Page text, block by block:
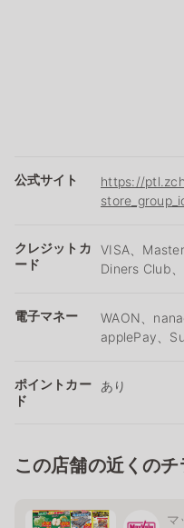
公式サイト
https://
クレジットカ
ード
VISA、
Diners Club
電子マネー
WAON、
applePay、
ポイントカー
ド
あり
この店舗の近くのチ
マ